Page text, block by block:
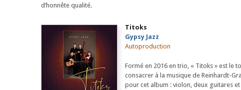
d’honnête qualité.
Titoks
Gypsy Jazz
Autoproduction
Formé en 2016 en trio, « Titoks » est le
consacrer à la musique de Reinhardt-
pour cet album : violon, deux guitares